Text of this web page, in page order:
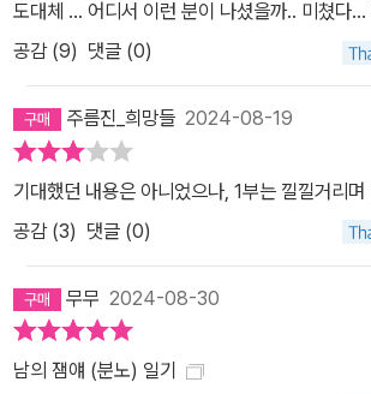
도대체 ... 어디서 이런 분이 나셨을까.. 미쳤다
공감 (9) 댓글 (0)
주름진_희망들 2024-08-19
기대했던 내용은 아니었으나, 1부는 낄낄거리며
공감 (3) 댓글 (0)
무무 2024-08-30
남의 잼얘 (분노) 일기